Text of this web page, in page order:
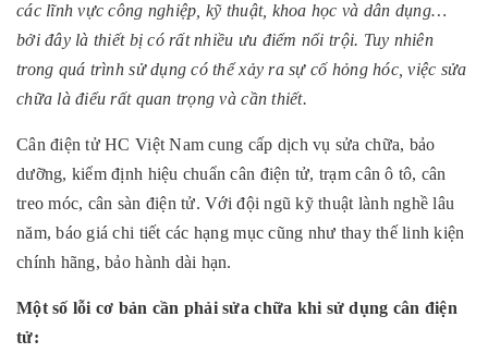
các lĩnh vực công nghiệp, kỹ thuật, khoa học và dân dụng…
bởi đây là thiết bị có rất nhiều ưu điểm nổi trội. Tuy nhiên
trong quá trình sử dụng có thể xảy ra sự cố hỏng hóc, việc sửa
chữa là điểu rất quan trọng và cần thiết.
Cân điện tử HC Việt Nam cung cấp dịch vụ sửa chữa, bảo
dưỡng, kiểm định hiệu chuẩn cân điện tử, trạm cân ô tô, cân
treo móc, cân sàn điện tử. Với đội ngũ kỹ thuật lành nghề lâu
năm, báo giá chi tiết các hạng mục cũng như thay thế linh kiện
chính hãng, bảo hành dài hạn.
Một số lỗi cơ bản cần phải sửa chữa khi sử dụng cân điện
tử: